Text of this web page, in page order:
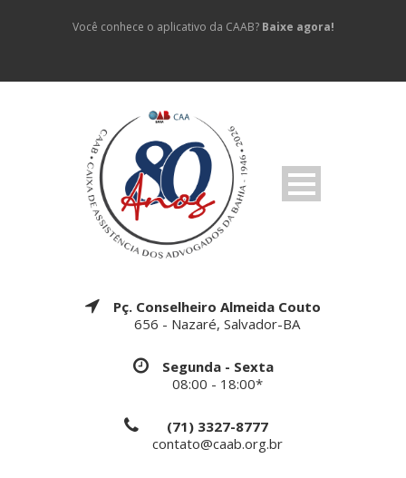
Você conhece o aplicativo da CAAB? Baixe agora!
Pç. Conselheiro Almeida Couto
656 - Nazaré, Salvador-BA
Segunda - Sexta
08:00 - 18:00*
(71) 3327-8777
contato@caab.org.br